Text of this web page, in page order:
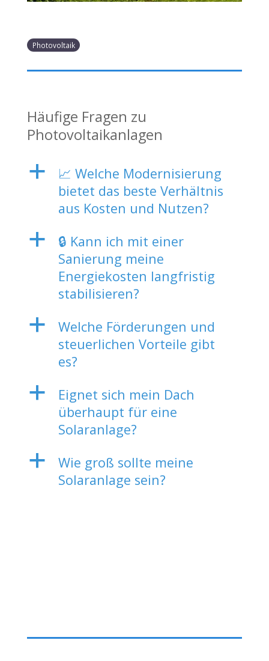
Photovoltaik
Häufige Fragen zu
Photovoltaikanlagen
a
📈 Welche Modernisierung
bietet das beste Verhältnis
aus Kosten und Nutzen?
a
🔒 Kann ich mit einer
Sanierung meine
Energiekosten langfristig
stabilisieren?
a
Welche Förderungen und
steuerlichen Vorteile gibt
es?
a
Eignet sich mein Dach
überhaupt für eine
Solaranlage?
a
Wie groß sollte meine
Solaranlage sein?